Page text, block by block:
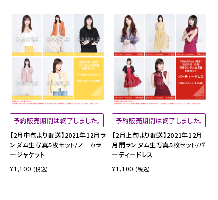
予約販売期間は終了しました。
【2月中旬より配送】2021年12月ラ
ンダム生写真5枚セット/ノーカラ
ージャケット
¥1,100 (税込)
予約販売期間は終了しました。
【2月上旬より配送】2021年12月
月間ランダム生写真5枚セット/パ
ーティードレス
¥1,100 (税込)